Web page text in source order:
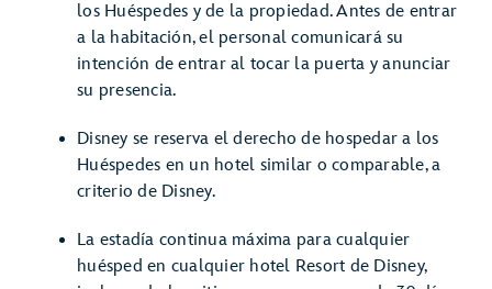
los Huéspedes y de la propiedad. Antes de entrar
a la habitación, el personal comunicará su
intención de entrar al tocar la puerta y anunciar
su presencia.
Disney se reserva el derecho de hospedar a los
Huéspedes en un hotel similar o comparable, a
criterio de Disney.
La estadía continua máxima para cualquier
huésped en cualquier hotel Resort de Disney,